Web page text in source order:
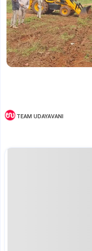
TEAM UDAYAVANI